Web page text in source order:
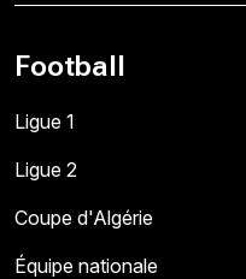
Football
Ligue 1
Ligue 2
Coupe d'Algérie
Équipe nationale